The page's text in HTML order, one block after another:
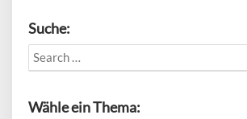
Suche:
Search
for:
Wähle ein Thema: